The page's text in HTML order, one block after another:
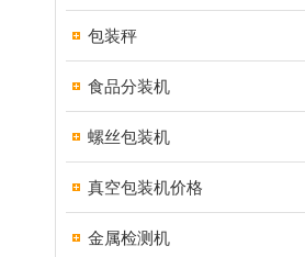
包装秤
食品分装机
螺丝包装机
真空包装机价格
金属检测机